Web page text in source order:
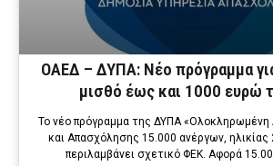
ΟΑΕΔ – ΔΥΠΑ: Νέο πρόγραμμα
μισθό έως και 1000 ευρώ
Το νέο πρόγραμμα της ΔΥΠΑ «Ολοκληρωμένη
και Απασχόλησης 15.000 ανέργων,
περιλαμβάνει σχετικό ΦΕΚ. Αφορά